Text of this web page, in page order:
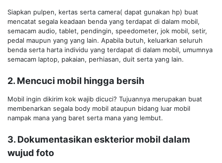
Siapkan pulpen, kertas serta camera( dapat gunakan hp) buat
mencatat segala keadaan benda yang terdapat di dalam mobil,
semacam audio, tablet, pendingin, speedometer, jok mobil, setir,
pedal maupun yang yang lain. Apabila butuh, keluarkan seluruh
benda serta harta individu yang terdapat di dalam mobil, umumnya
semacam laptop, pakaian, perhiasan, duit serta yang lain.
2. Mencuci mobil hingga bersih
Mobil ingin dikirim kok wajib dicuci? Tujuannya merupakan buat
membenarkan segala body mobil ataupun bidang luar mobil
nampak mana yang baret serta mana yang lembut.
3. Dokumentasikan eskterior mobil dalam
wujud foto